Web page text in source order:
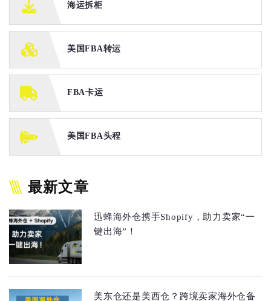
海运拆柜
美国FBA转运
FBA卡运
美国FBA头程
最新文章
迅蜂海外仓携手Shopify，助力卖家“一
键出海”！
美东仓还是美西仓？跨境卖家海外仓备